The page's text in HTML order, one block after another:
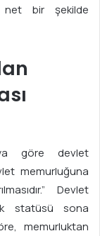
net bir şekilde
göre devlet
memurluğuna
Devlet
statüsü sona
memurluktan